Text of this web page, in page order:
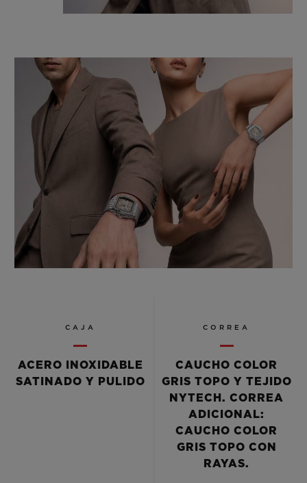
CAJA
ACERO INOXIDABLE
SATINADO Y PULIDO
CORREA
CAUCHO COLOR
GRIS TOPO Y TEJIDO
NYTECH. CORREA
ADICIONAL:
CAUCHO COLOR
GRIS TOPO CON
RAYAS.